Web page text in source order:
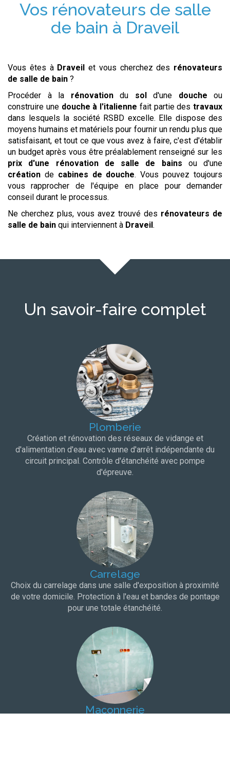
Vos rénovateurs de salle
de bain à Draveil
Vous êtes à Draveil et vous cherchez des rénovateurs
de salle de bain ?
Procéder à la rénovationdu sold'une douche ou
construire une douche à l'italienne fait partie des travaux
dans lesquels la société RSBD excelle. Elle dispose des
moyens humains et matériels pour fournir un rendu plus que
satisfaisant, et tout ce que vous avez à faire, c'est d'établir
un budget après vous être préalablement renseigné sur les
prix d'une rénovation de salle de bains ou d'une
création de cabines de douche. Vous pouvez toujours
vous rapprocher de l'équipe en place pour demander
conseil durant le processus.
Ne cherchez plus, vous avez trouvé des rénovateurs de
salle de bain qui interviennent à Draveil.
Un savoir-faire complet
Plomberie
Création et rénovation des réseaux de vidange et
d'alimentation d'eau avec vanne d'arrêt indépendante du
circuit principal. Contrôle d'étanchéité avec pompe
d'épreuve.
Carrelage
Choix du carrelage dans une salle d'exposition à proximité
de votre domicile. Protection à l'eau et bandes de pontage
pour une totale étanchéité.
Maçonnerie